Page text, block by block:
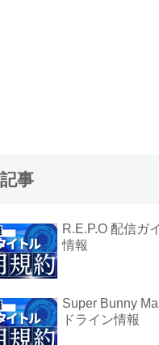
事
R.E.P.O 配信ガ
情報
Super Bunny
ドライン情報